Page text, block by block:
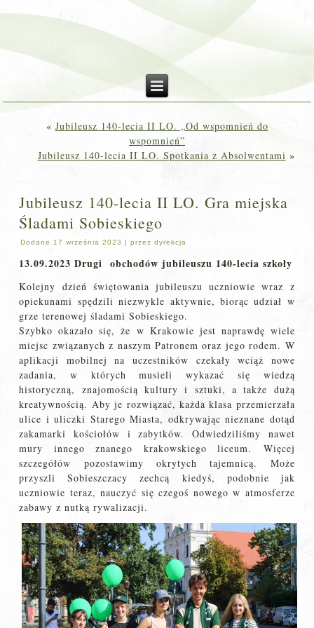
« Jubileusz 140-lecia II LO. „Od wspomnień do
wspomnień”
Jubileusz 140-lecia II LO. Spotkania z Absolwentami »
Jubileusz 140-lecia II LO. Gra miejska
Śladami Sobieskiego
Dodane 17 września 2023 |przez dyrekcja
13.09.2023 Drugi obchodów jubileuszu 140-lecia szkoły
Kolejny dzień świętowania jubileuszu uczniowie wraz z
opiekunami spędzili niezwykle aktywnie, biorąc udział w
grze terenowej śladami Sobieskiego.
Szybko okazało się, że w Krakowie jest naprawdę wiele
miejsc związanych z naszym Patronem oraz jego rodem. W
aplikacji mobilnej na uczestników czekały wciąż nowe
zadania, w których musieli wykazać się wiedzą
historyczną, znajomością kultury i sztuki, a także dużą
kreatywnością. Aby je rozwiązać, każda klasa przemierzała
ulice i uliczki Starego Miasta, odkrywając nieznane dotąd
zakamarki kościołów i zabytków. Odwiedziliśmy nawet
mury innego znanego krakowskiego liceum. Więcej
szczegółów pozostawimy okrytych tajemnicą. Może
przyszli Sobieszczacy zechcą kiedyś, podobnie jak
uczniowie teraz, nauczyć się czegoś nowego w atmosferze
zabawy z nutką rywalizacji.